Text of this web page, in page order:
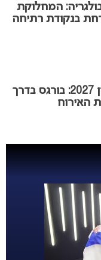
2027 בבולגריה: המחלוקת
בנקודת רתיחה
המירוץ לאירוויזיון 2027: בורגס בדרך
האירוח